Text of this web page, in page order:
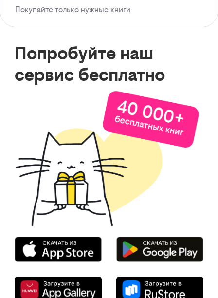
Покупайте только нужные книги
Попробуйте наш
сервис бесплатно